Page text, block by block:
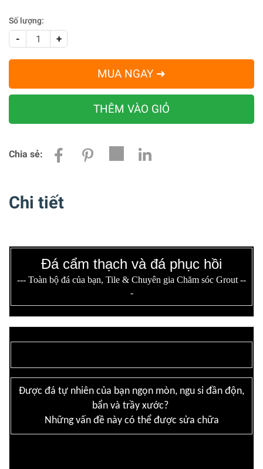
Số lượng:
- +
MUA NGAY ➜
THÊM VÀO GIỎ
Chia sẻ:
Chi tiết
Đá cẩm thạch và đá phục hồi
--- Toàn bộ đá của bạn, Tile & Chuyên gia Chăm sóc Grout --
-
Được đá tự nhiên của bạn ngọn mòn, ngu si đần độn,
bẩn và trầy xước?
Những vấn đề này có thể được sửa chữa